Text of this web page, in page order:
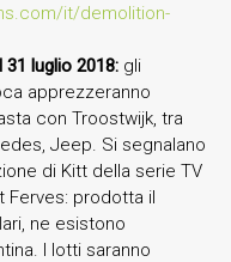
it/demolition-
31 luglio 2018: gli
apprezzeranno
con Troostwijk, tra
Jeep. Si segnalano
di Kitt della serie TV
Ferves: prodotta il
ne esistono
I lotti saranno